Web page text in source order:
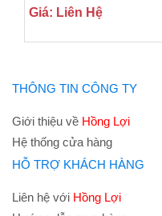
Giá: Liên Hệ
THÔNG TIN CÔNG TY
Giới thiệu về Hồng Lợi
Hệ thống cửa hàng
HỖ TRỢ KHÁCH HÀNG
Liên hệ với Hồng Lợi